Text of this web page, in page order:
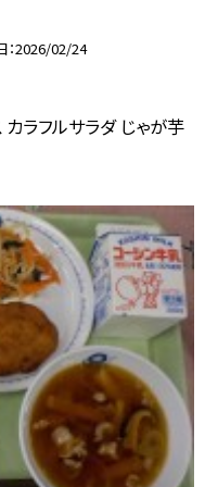
2026/02/24
ラフルサラダ じゃが芋